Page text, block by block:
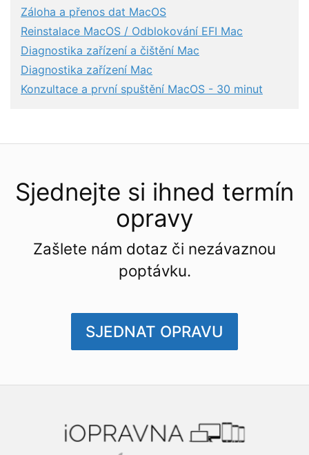
Záloha a přenos dat MacOS
Reinstalace MacOS / Odblokování EFI Mac
Diagnostika zařízení a čištění Mac
Diagnostika zařízení Mac
Konzultace a první spuštění MacOS - 30 minut
Sjednejte si ihned termín
opravy
Zašlete nám dotaz či nezávaznou
poptávku.
SJEDNAT OPRAVU